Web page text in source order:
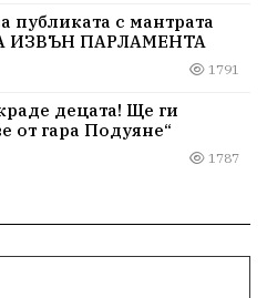
публиката с мантрата
ИЗВЪН ПАРЛАМЕНТА
1791
децата! Ще ги
от гара Подуяне“
1787